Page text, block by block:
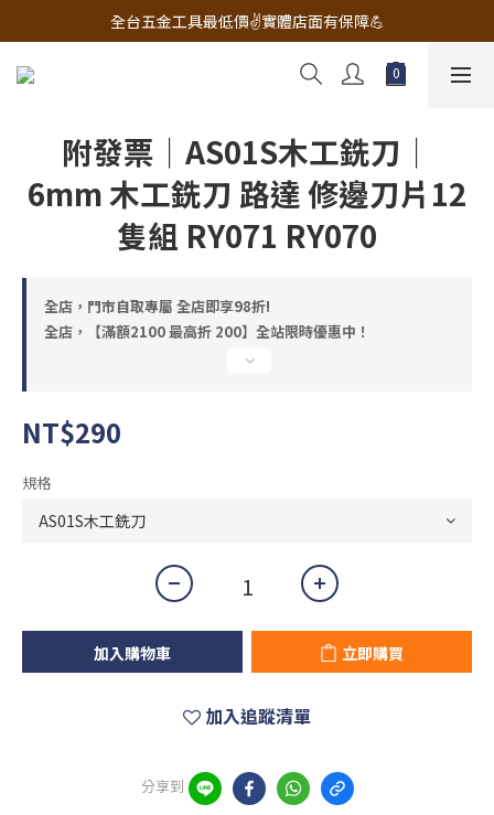
🔧電動工具&五金唯一首選 宇慶五金網拍🔧
全台五金工具最低價✌️實體店面有保障💪
配有專業維修部門🔧品質保修一年📌
附發票｜AS01S木工銑刀｜
6mm 木工銑刀 路達 修邊刀片12
隻組 RY071 RY070
全店，門市自取專屬 全店即享98折!
全店，【滿額2100 最高折 200】全站限時優惠中！
NT$290
規格
加入購物車 立即購買
加入追蹤清單
分享到